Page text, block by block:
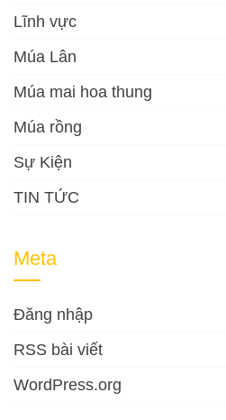
Lĩnh vực
Múa Lân
Múa mai hoa thung
Múa rồng
Sự Kiện
TIN TỨC
Meta
Đăng nhập
RSS bài viết
WordPress.org